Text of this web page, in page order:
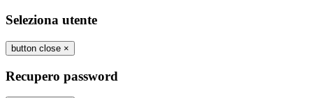
Seleziona utente
button close ×
Recupero password